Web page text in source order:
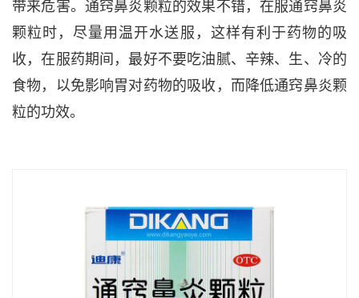
带来危害。通窍鼻炎颗粒的效果不错，在服通窍鼻炎
颗粒时，尽量用温开水送服，这样有利于药物的吸
收，在服药期间，最好不要吃油腻、辛辣、生、冷的
食物，以免影响胃对药物的吸收，而降低通窍鼻炎颗
粒的功效。